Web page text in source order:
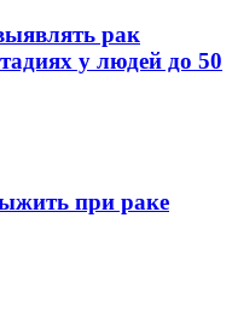
рак
у людей до 50
при раке